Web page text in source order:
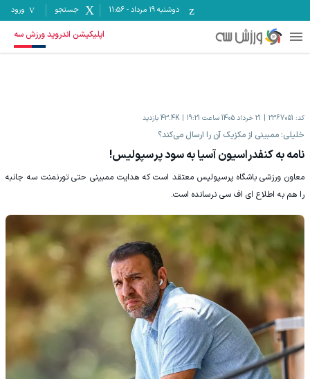
دوشنبه ۱۹ مرداد -
11:56 جستجو ورود
اپلیکیشن اندروید ورزش سه
کد: 2367051 21 خرداد 1405 ساعت 19:21 43.4K بازدید
خلیلی: ممبینی از مکزیک آن را ارسال می‌کند؟
نامه به کنفدراسیون آسیا به سود پرسپولیس!
معاون ورزشی باشگاه پرسپولیس معتقد است که هدایت ممبینی حتی تورنمنت سه جانبه
را هم به اطلاع ای اف سی نرسانده است.